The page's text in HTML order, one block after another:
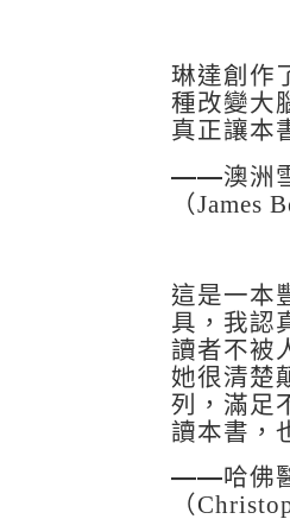
琳達創作
種改變大
真正讓本
——澳洲
（James
這是一本
具，我認
讀者不被
她很清楚
列，滿足
讀本書，
——哈佛
（